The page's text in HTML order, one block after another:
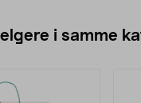
i samme